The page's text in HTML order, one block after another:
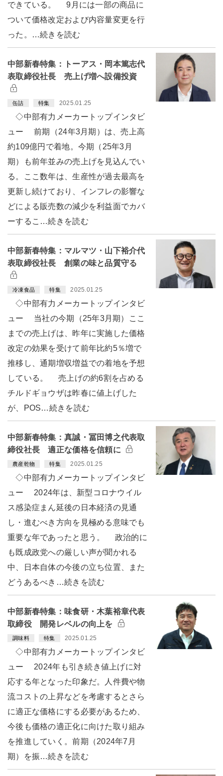
できている。 9月には一部の商品に
ついて価格改定および内容量変更を行
った。…続きを読む
中部新春特集：トーアス・岡本篤志代
表取締役社長 売上げ増へ設備投資
缶詰 特集 2025.01.25
◇中部有力メーカートップインタビ
ュー 前期（24年3月期）は、売上高
約109億円で着地。今期（25年3月
期）も前年並みの売上げを見込んでい
る。ここ数年は、生産性が過去最高を
更新し続けており、インフレの影響な
どによる販売数の減少を利益面でカバ
ーするこ…続きを読む
中部新春特集：マルマツ・山下裕介代
表取締役社長 創業の味と品質守る
冷凍食品 特集 2025.01.25
◇中部有力メーカートップインタビ
ュー 当社の今期（25年3月期）ここ
までの売上げは、昨年に実施した価格
改定の効果を受けて前年比約5％増で
推移し、通期増収増益での着地を予想
している。 売上げの約6割を占める
チルドギョウザは昨春に値上げした
が、POS…続きを読む
中部新春特集：真誠・冨田博之代表取
締役社長 適正な価格を信頼に
農産乾物 特集 2025.01.25
◇中部有力メーカートップインタビ
ュー 2024年は、新型コロナウイル
ス感染症まん延後の日本経済の見通
し・進むべき方向を見極める意味でも
重要な年であったと思う。 政治的に
も既成政党への厳しい声が聞かれる
中、日本自体の今後の立ち位置、また
どうあるべき…続きを読む
中部新春特集：味食研・木葉裕章代表
取締役 開発レベルの向上を
調味料 特集 2025.01.25
◇中部有力メーカートップインタビ
ュー 2024年も引き続き値上げに対
応する年となった印象だ。人件費や物
流コストの上昇などを考慮するとさら
に適正な価格にする必要があるため、
今後も価格の適正化に向けた取り組み
を推進していく。前期（2024年7月
期）を振…続きを読む